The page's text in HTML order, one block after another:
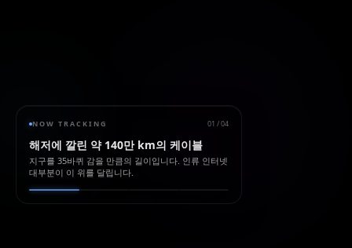
NOW TRACKING 01 /04
해저에 깔린 약 140만 km의 케이블
지구를 35바퀴 감을 만큼의 길이입니다. 인류 인터넷
대부분이 이 위를 달립니다.